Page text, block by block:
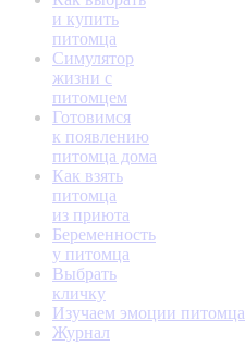
и купить
питомца
Симулятор
жизни с
питомцем
Готовимся
к появлению
питомца дома
Как взять
питомца
из приюта
Беременность
у питомца
Выбрать
кличку
Изучаем эмоции питомца
Журнал